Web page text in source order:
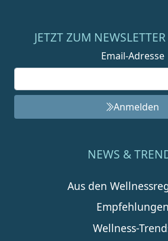
JETZT ZUM
Email-Adresse
Anmelden
NEWS &
Aus den
Empfehlungen
Wellness-